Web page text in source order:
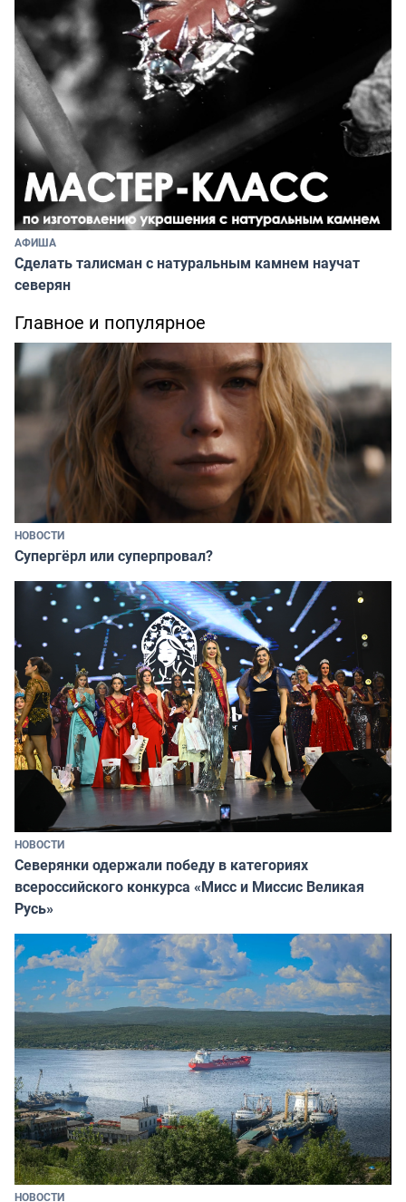
АФИША
Сделать талисман с натуральным камнем научат
северян
Главное и популярное
НОВОСТИ
Супергёрл или суперпровал?
НОВОСТИ
Северянки одержали победу в категориях
всероссийского конкурса «Мисс и Миссис Великая
Русь»
НОВОСТИ